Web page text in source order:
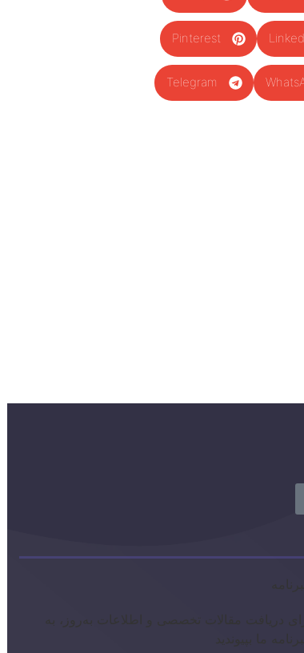
Pinterest
Telegram
برای دریافت مقالات تخصصی و اطلاعات به‌روز، به
ما بپیوندید